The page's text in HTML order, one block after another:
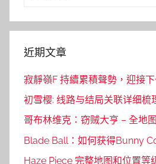
近期文章
寂靜嶺F 持續累積聲勢，迎接
初雪樱: 线路与结局关联详细梳
哥布林维克：窃贼大亨 – 全地
Blade Ball：如何获得Bunny
Haze Piece 完整地图和位置等